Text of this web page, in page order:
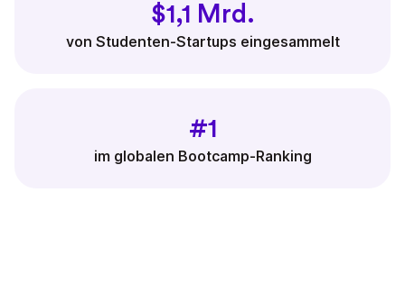
$1,1 Mrd.
von Studenten-Startups eingesammelt
#1
im globalen Bootcamp-Ranking